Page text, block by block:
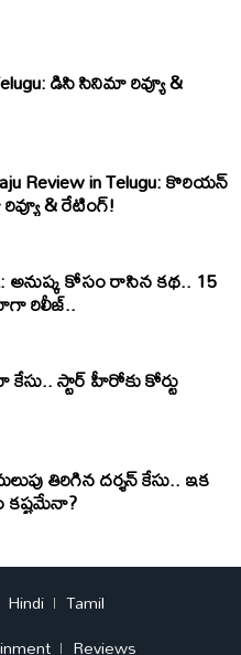
డిసి సినిమా రివ్యూ &
Review in Telugu: కొరియ‌న్
& రేటింగ్!
అనుష్క కోసం రాసిన కథ.. 15
రిలీజ్‌..
స్టార్‌ హీరోకు కోర్టు
తిరిగిన దర్శన్‌ కేసు.. ఇక
Hindi
Tamil
Reviews